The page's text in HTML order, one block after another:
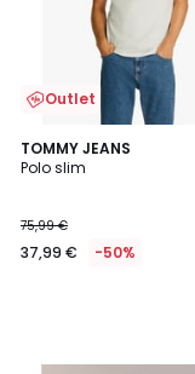
Outlet
TOMMY JEANS
Polo slim
75,99 €
37,99 € -50%